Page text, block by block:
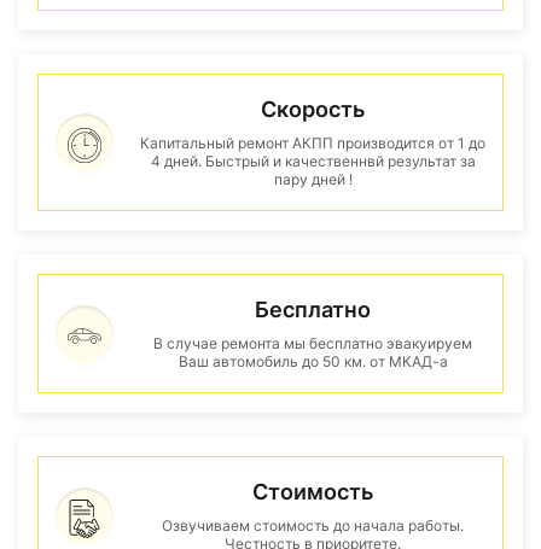
Скорость
Капитальный ремонт АКПП производится от 1 до
4 дней. Быстрый и качественнвй результат за
пару дней !
Бесплатно
В случае ремонта мы бесплатно эвакуируем
Ваш автомобиль до 50 км. от МКАД-а
Стоимость
Озвучиваем стоимость до начала работы.
Честность в приоритете.